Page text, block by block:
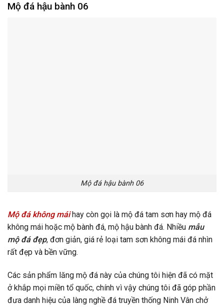
Mộ đá hậu bành 06
Mộ đá hậu bành 06
Mộ đá không máihay còn gọi là mộ đá tam sơn hay mộ đá
không mái hoặc mộ bành đá, mộ hậu bành đá. Nhiều mẫu
mộ đá đẹp, đơn giản, giá rẻ loại tam sơn không mái đá nhìn
rất đẹp và bền vững.
Các sản phẩm lăng mộ đá này của chúng tôi hiện đã có mặt
ở khắp mọi miền tổ quốc, chính vì vậy chúng tôi đã góp phần
đưa danh hiệu của làng nghề đá truyền thống Ninh Vân chở